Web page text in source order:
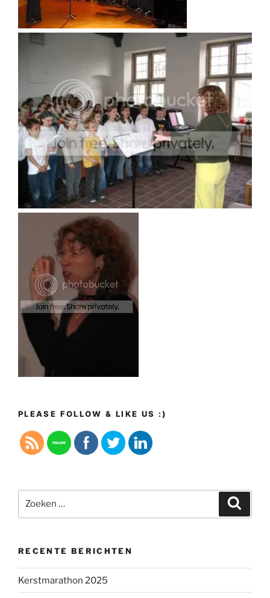
PLEASE FOLLOW & LIKE US :)
naar:
RECENTE BERICHTEN
Kerstmarathon 2025